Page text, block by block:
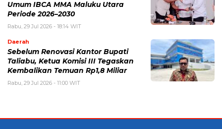
Umum IBCA MMA Maluku Utara
Periode 2026–2030
Rabu, 29 Jul 2026 - 18:14 WIT
Daerah
Sebelum Renovasi Kantor Bupati
Taliabu, Ketua Komisi III Tegaskan
Kembalikan Temuan Rp1,8 Miliar
Rabu, 29 Jul 2026 - 11:00 WIT